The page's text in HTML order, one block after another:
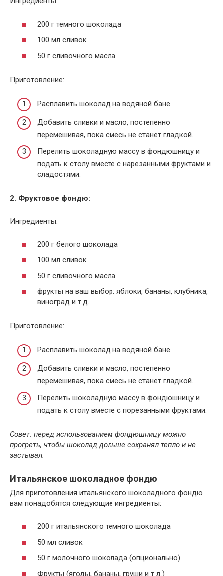
200 г темного шоколада
100 мл сливок
50 г сливочного масла
Приготовление:
Расплавить шоколад на водяной бане.
Добавить сливки и масло, постепенно
перемешивая, пока смесь не станет гладкой.
Перелить шоколадную массу в фондюшницу и
подать к столу вместе с нарезанными фруктами и
сладостями.
2. Фруктовое фондю:
Ингредиенты:
200 г белого шоколада
100 мл сливок
50 г сливочного масла
фрукты на ваш выбор: яблоки, бананы, клубника,
виноград и т.д.
Приготовление:
Расплавить шоколад на водяной бане.
Добавить сливки и масло, постепенно
перемешивая, пока смесь не станет гладкой.
Перелить шоколадную массу в фондюшницу и
подать к столу вместе с порезанными фруктами.
Совет: перед использованием фондюшницу можно
прогреть, чтобы шоколад дольше сохранял тепло и не
застывал.
Итальянское шоколадное фондю
Для приготовления итальянского шоколадного фондю
вам понадобятся следующие ингредиенты:
200 г итальянского темного шоколада
50 мл сливок
50 г молочного шоколада (опционально)
Фрукты (ягоды, бананы, груши и т.д.)